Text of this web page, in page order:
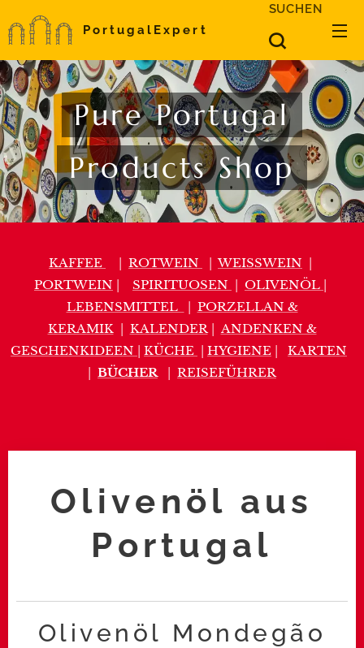
PortugalExpert
SUCHEN
Pure Portugal
Products Shop
KAFFEE | ROTWEIN |WEISSWEIN |
PORTWEIN | SPIRITUOSEN | OLIVENÖL |
LEBENSMITTEL
| PORZELLAN &
KERAMIK| KALENDER| ANDENKEN &
GESCHENKIDEEN | KÜCHE | HYGIENE | KARTEN
| BÜCHER| REISEFÜHRER
Olivenöl aus
Portugal
Olivenöl Mondegão